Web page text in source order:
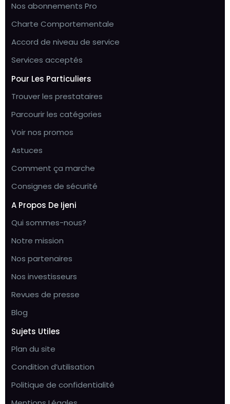
Nos abonnements Pro
Charte Comportementale
Accord de niveau de service
Services acceptés
Pour Les Particuliers
Trouver les prestataires
Parcourir les catégories
Voir nos promos
Astuces
Comment ça marche
Consignes de sécurité
A Propos De Ijeni
Qui sommes-nous?
Notre mission
Nos partenaires
Nos investisseurs
Revues de presse
Blog
Sujets Utiles
Plan du site
Condition d’utilisation
Politique de confidentialité